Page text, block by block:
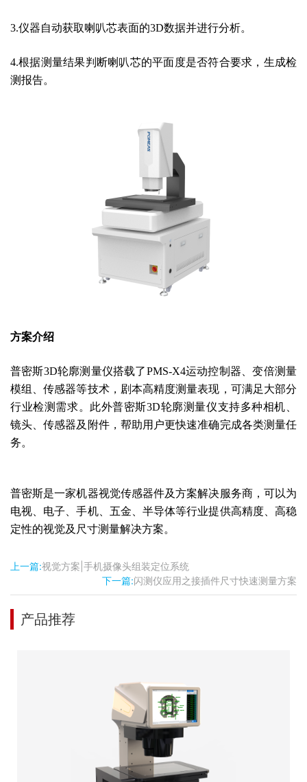
3.仪器自动获取喇叭芯表面的3D数据并进行分析。
4.根据测量结果判断喇叭芯的平面度是否符合要求，生成检
测报告。
方案介绍
普密斯3D轮廓测量仪搭载了PMS-X4运动控制器、变倍测量
模组、传感器等技术，剧本高精度测量表现，可满足大部分
行业检测需求。此外普密斯3D轮廓测量仪支持多种相机、
镜头、传感器及附件，帮助用户更快速准确完成各类测量任
务。
普密斯是一家机器视觉传感器件及方案解决服务商，可以为
电视、电子、手机、五金、半导体等行业提供高精度、高稳
定性的视觉及尺寸测量解决方案。
上一篇:视觉方案|手机摄像头组装定位系统
下一篇:闪测仪应用之接插件尺寸快速测量方案
产品推荐